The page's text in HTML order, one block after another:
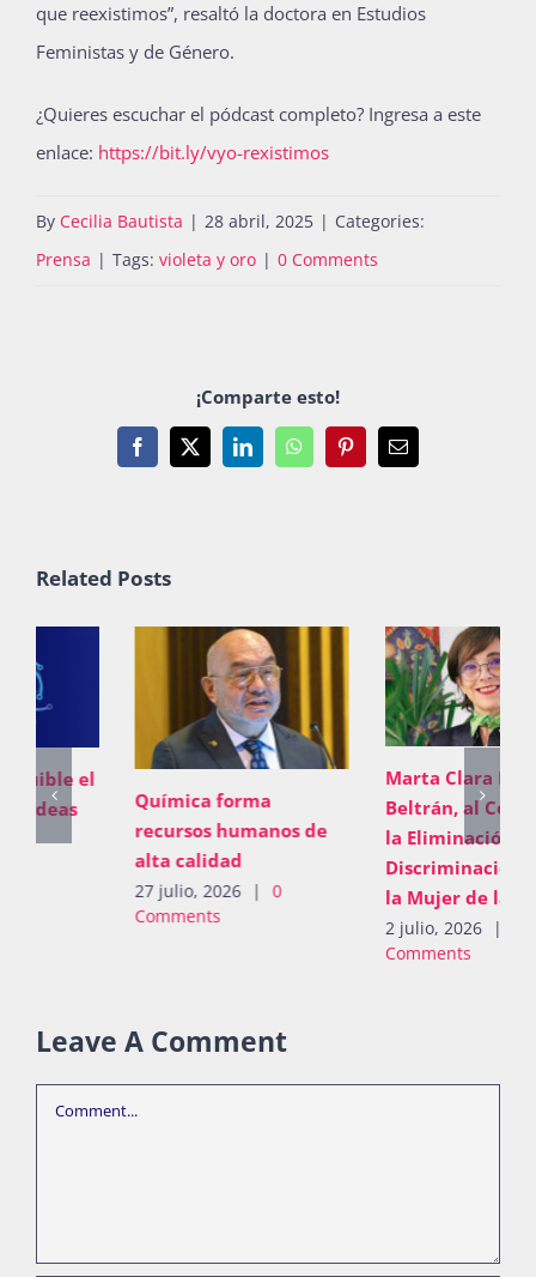
que reexistimos”, resaltó la doctora en Estudios
Feministas y de Género.
¿Quieres escuchar el pódcast completo? Ingresa a este
enlace: https://bit.ly/vyo-rexistimos
By Cecilia Bautista | 28 abril, 2025 | Categories:
Prensa | Tags: violeta y oro | 0 Comments
¡Comparte esto!
Facebook
X LinkedInWhatsAppPinterestEmail
Related Posts
Química forma
recursos humanos de
alta calidad
27 julio, 2026 | 0
Marta Clara Ferreyra
Beltrán, al Comité para
la Eliminación de la
Discriminación contra
la Mujer de la ONU
| 0
Leave A Comment
Comment